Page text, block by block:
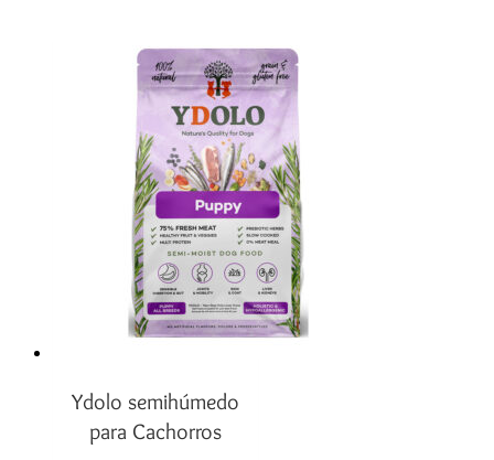
Ydolo semihúmedo
para Cachorros